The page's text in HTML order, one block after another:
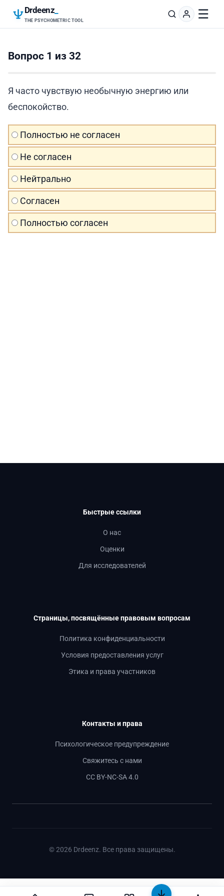
Drdeenz
THE PSYCHOMETRIC TOOL ☰
Вопрос 1 из 32
Я часто чувствую необычную энергию или
беспокойство.
Полностью не согласен
Не согласен
Нейтрально
Согласен
Полностью согласен
Быстрые ссылки
О нас
Оценки
Для исследователей
Страницы, посвящённые правовым вопросам
Политика конфиденциальности
Условия предоставления услуг
Этика и права участников
Контакты и права
Психологическое предупреждение
Свяжитесь с нами
CC BY-NC-SA 4.0
© 2026 Drdeenz. Все права защищены.